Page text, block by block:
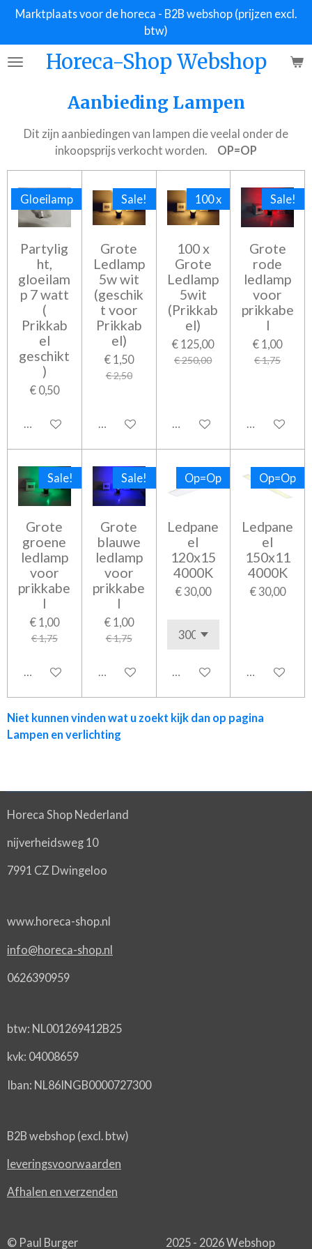
Ga
naar
de
Horeca-Shop Webshop
Marktplaats voor de horeca - B2B webshop (prijzen excl.
btw)
Aanbieding Lampen
Dit zijn aanbiedingen van lampen die veelal onder de
inkoopsprijs verkocht worden. OP=OP
Gloeilamp
Partylig
ht,
gloeilam
p 7 watt
(
Prikkab
el
geschikt
)
€ 0,50
In winkelwagen
Sale!
Grote
Ledlamp
5w wit
(geschik
t voor
Prikkab
el)
€ 1,50
€ 2,50
In winkelwagen
100 x
100 x
Grote
Ledlamp
5wit
(Prikkab
el)
€ 125,00
€ 250,00
In winkelwagen
Sale!
Grote
rode
ledlamp
voor
prikkabe
l
€ 1,00
€ 1,75
In
Sale!
Grote
groene
ledlamp
voor
prikkabe
l
€ 1,00
€ 1,75
In winkelwagen
Sale!
Grote
blauwe
ledlamp
voor
prikkabe
l
€ 1,00
€ 1,75
In winkelwagen
Op=Op
Ledpane
el
120x15
4000K
€ 30,00
In winkelwagen
Op=Op
Ledpane
el
150x11
4000K
€ 30,00
In
Niet kunnen vinden wat u zoekt kijk dan op pagina
Lampen en verlichting
Horeca Shop Nederland
nijverheidsweg 10
7991 CZ Dwingeloo
www.horeca-shop.nl
info@horeca-shop.nl
0626390959
btw: NL001269412B25
kvk: 04008659
Iban: NL86INGB0000727300
B2B webshop (excl. btw)
leveringsvoorwaarden
Afhalen en verzenden
© Paul Burger 2025 - 2026 Webshop